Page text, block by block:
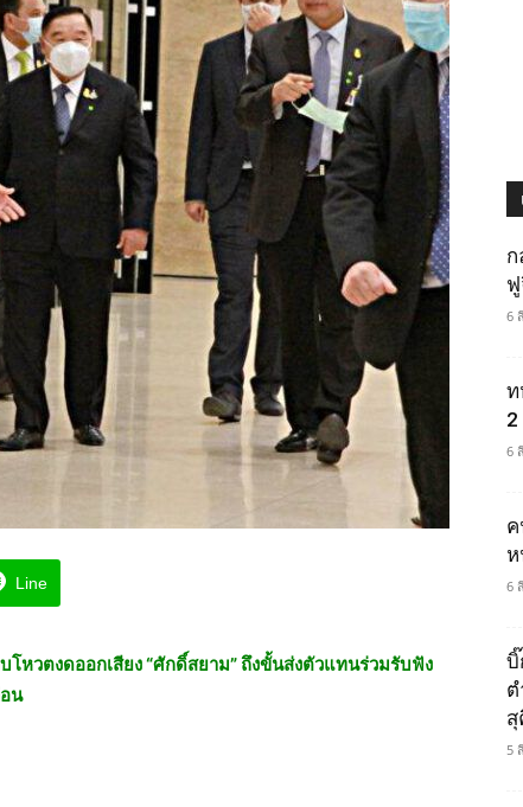
Line
หวตงดออกเสียง “ศักดิ์สยาม” ถึงขั้นส่งตัวแทนร่วมรับฟัง
น
6
ท
6
ห
6
บิ๊
5